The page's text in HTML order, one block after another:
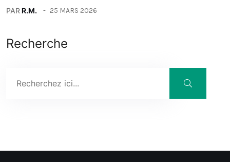
PARR.M. 25 MARS 2026
Recherche